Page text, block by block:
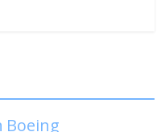
Boeing